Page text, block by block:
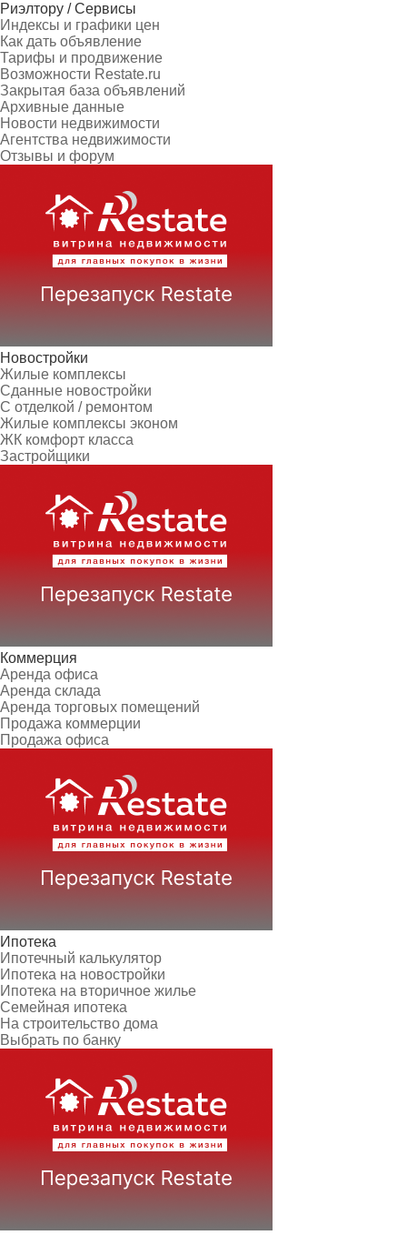
Риэлтору / Сервисы
Индексы и графики цен
Как дать объявление
Тарифы и продвижение
Возможности Restate.ru
Закрытая база объявлений
Архивные данные
Новости недвижимости
Агентства недвижимости
Отзывы и форум
Новостройки
Жилые комплексы
Сданные новостройки
С отделкой / ремонтом
Жилые комплексы эконом
ЖК комфорт класса
Застройщики
Коммерция
Аренда офиса
Аренда склада
Аренда торговых помещений
Продажа коммерции
Продажа офиса
Ипотека
Ипотечный калькулятор
Ипотека на новостройки
Ипотека на вторичное жилье
Семейная ипотека
На строительство дома
Выбрать по банку